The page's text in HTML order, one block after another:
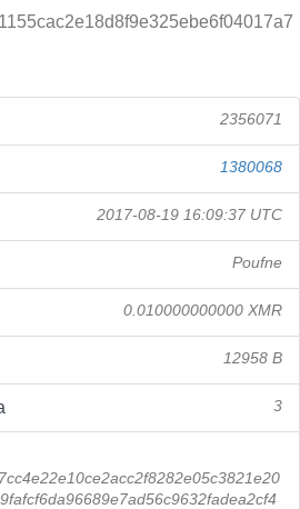
2356071
1380068
2017-08-19 16:09:37 UTC
Poufne
0.010000000000 XMR
12958 B
3